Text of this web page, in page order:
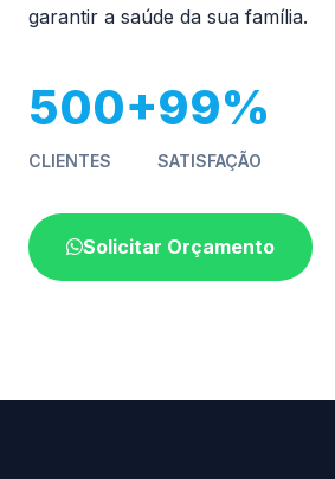
garantir a saúde da sua família.
500+
CLIENTES
99%
SATISFAÇÃO
Solicitar Orçamento